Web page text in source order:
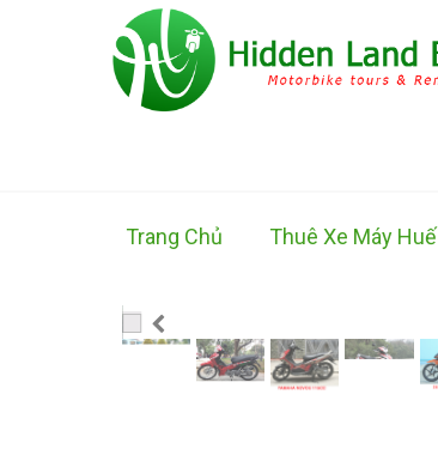
Trang Chủ Thuê Xe Máy Huế